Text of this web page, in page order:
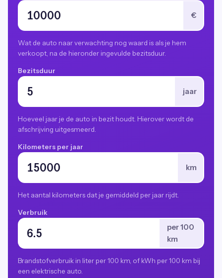
€
Wat de auto naar verwachting nog waard is als je hem
verkoopt, na de hieronder ingevulde bezitsduur.
Bezitsduur
jaar
Hoeveel jaar je de auto in bezit houdt. Hierover wordt de
afschrijving uitgesmeerd.
Kilometers per jaar
km
Het aantal kilometers dat je gemiddeld per jaar rijdt.
Verbruik
per 100
km
Brandstofverbruik in liter per 100 km, of kWh per 100 km bij
een elektrische auto.